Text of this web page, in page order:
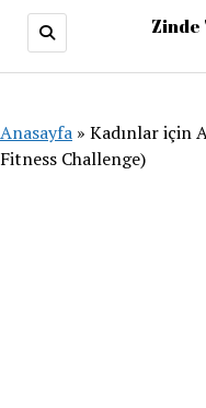
Anasayfa » Kadınlar için
Fitness Challenge)